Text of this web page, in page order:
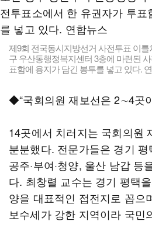
제9회 전국동시지방선거 사전투표 이
구 우산동행정복지센터 3층에 마련된
표함에 용지가 담긴 봉투를 넣고 있다.
◆“국회의원 재보선은 2∼4곳
14곳에서 치러지는 국회의원
분분했다. 전문가들은 경기
공주·부여·청양, 울산 남갑 등
다. 최창렬 교수는 경기 평택
양을 대표적인 접전지로 꼽으
보수세가 강한 지역이라 국민